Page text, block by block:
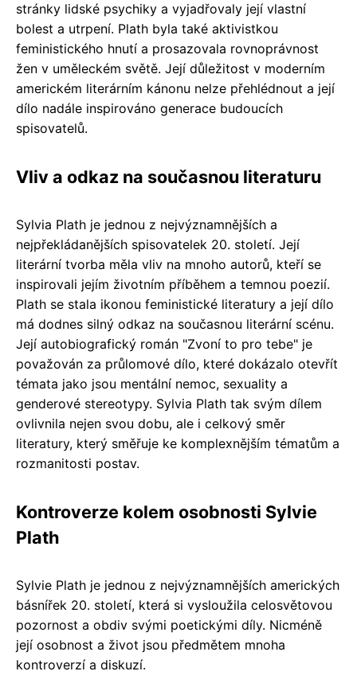
stránky lidské psychiky a vyjadřovaly její vlastní
bolest a utrpení. Plath byla také aktivistkou
feministického hnutí a prosazovala rovnoprávnost
žen v uměleckém světě. Její důležitost v moderním
americkém literárním kánonu nelze přehlédnout a její
dílo nadále inspirováno generace budoucích
spisovatelů.
Vliv a odkaz na současnou literaturu
Sylvia Plath je jednou z nejvýznamnějších a
nejpřekládanějších spisovatelek 20. století. Její
literární tvorba měla vliv na mnoho autorů, kteří se
inspirovali jejím životním příběhem a temnou poezií.
Plath se stala ikonou feministické literatury a její dílo
má dodnes silný odkaz na současnou literární scénu.
Její autobiografický román "Zvoní to pro tebe" je
považován za průlomové dílo, které dokázalo otevřít
témata jako jsou mentální nemoc, sexuality a
genderové stereotypy. Sylvia Plath tak svým dílem
ovlivnila nejen svou dobu, ale i celkový směr
literatury, který směřuje ke komplexnějším tématům a
rozmanitosti postav.
Kontroverze kolem osobnosti Sylvie
Plath
Sylvie Plath je jednou z nejvýznamnějších amerických
básnířek 20. století, která si vysloužila celosvětovou
pozornost a obdiv svými poetickými díly. Nicméně
její osobnost a život jsou předmětem mnoha
kontroverzí a diskuzí.